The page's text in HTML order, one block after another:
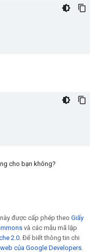
cho bạn không?
được cấp phép theo Giấy
và các mẫu mã lập
2.0. Để biết thông tin chi
của Google Developers.